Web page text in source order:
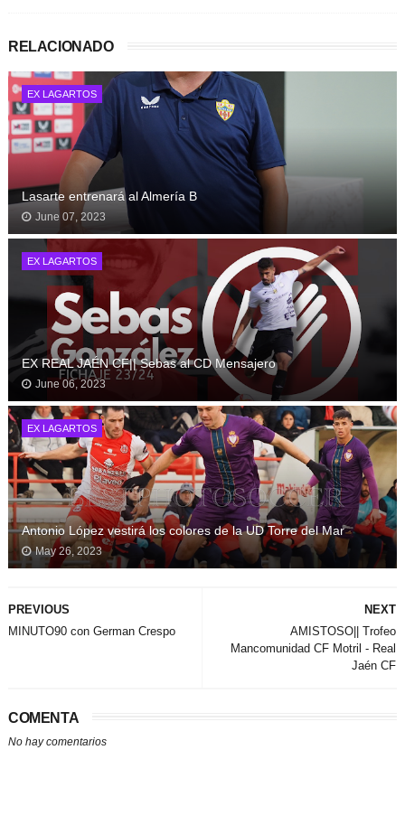
RELACIONADO
EX LAGARTOS
Lasarte entrenará al Almería B
June 07, 2023
EX LAGARTOS
EX REAL JAÉN CF|| Sebas al CD Mensajero
June 06, 2023
EX LAGARTOS
Antonio López vestirá los colores de la UD Torre del Mar
May 26, 2023
NEXT
AMISTOSO|| Trofeo
Mancomunidad CF Motril - Real
Jaén CF
PREVIOUS
MINUTO90 con German Crespo
COMENTA
No hay comentarios